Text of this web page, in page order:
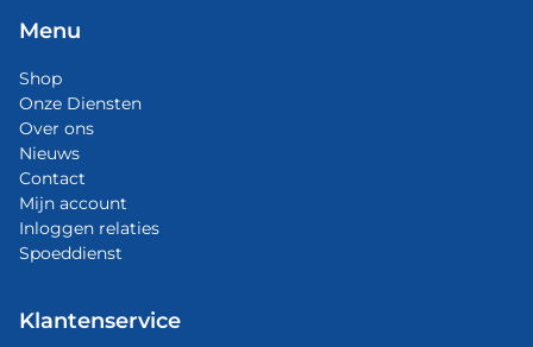
Menu
Shop
Onze Diensten
Over ons
Nieuws
Contact
Mijn account
Inloggen relaties
Spoeddienst
Klantenservice